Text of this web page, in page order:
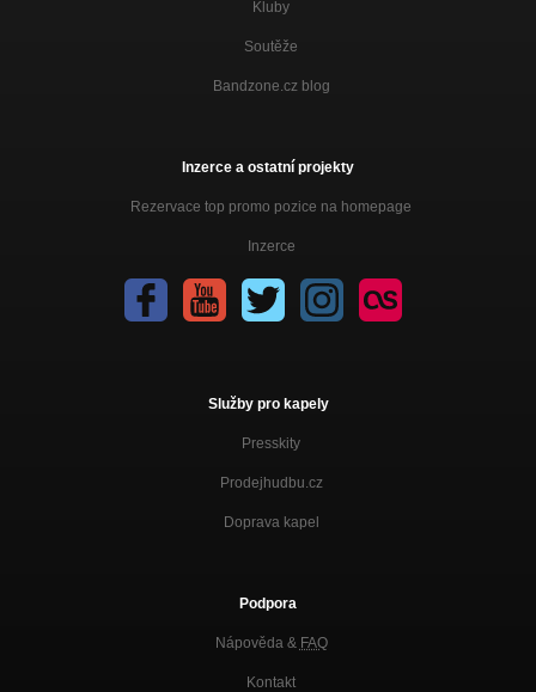
Kluby
Soutěže
Bandzone.cz blog
Inzerce a ostatní projekty
Rezervace top promo pozice na homepage
Inzerce
Služby pro kapely
Presskity
Prodejhudbu.cz
Doprava kapel
Podpora
Nápověda & FAQ
Kontakt